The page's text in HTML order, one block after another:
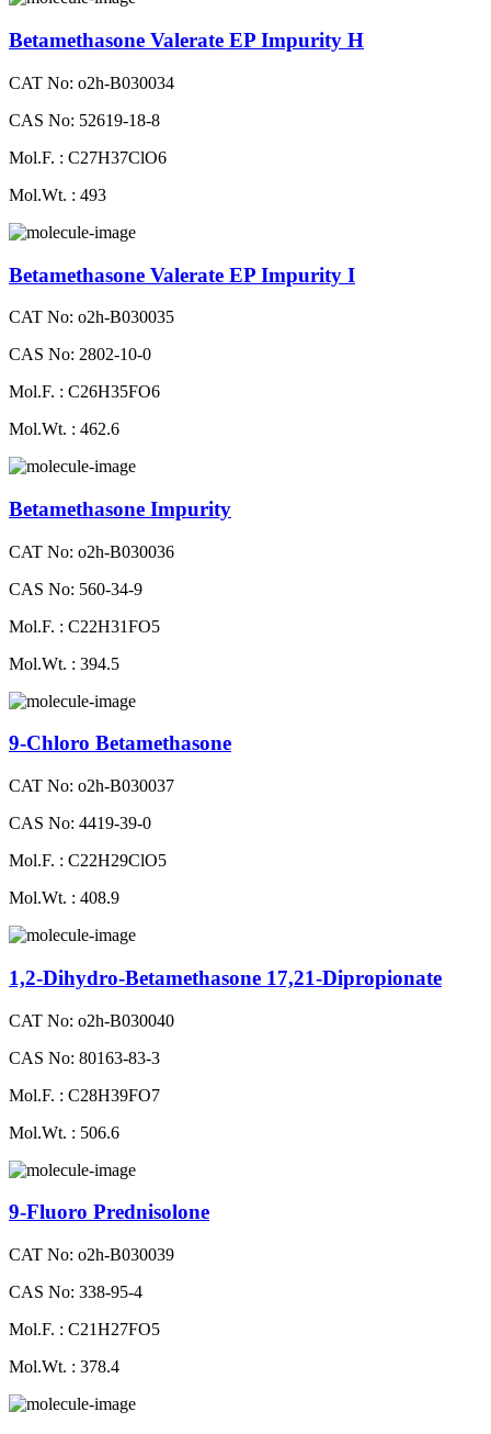
Betamethasone Valerate EP Impurity H
CAT No: o2h-B030034
CAS No: 52619-18-8
Mol.F. : C27H37ClO6
Mol.Wt. : 493
Betamethasone Valerate EP Impurity I
CAT No: o2h-B030035
CAS No: 2802-10-0
Mol.F. : C26H35FO6
Mol.Wt. : 462.6
Betamethasone Impurity
CAT No: o2h-B030036
CAS No: 560-34-9
Mol.F. : C22H31FO5
Mol.Wt. : 394.5
9-Chloro Betamethasone
CAT No: o2h-B030037
CAS No: 4419-39-0
Mol.F. : C22H29ClO5
Mol.Wt. : 408.9
1,2-Dihydro-Betamethasone 17,21-Dipropionate
CAT No: o2h-B030040
CAS No: 80163-83-3
Mol.F. : C28H39FO7
Mol.Wt. : 506.6
9-Fluoro Prednisolone
CAT No: o2h-B030039
CAS No: 338-95-4
Mol.F. : C21H27FO5
Mol.Wt. : 378.4